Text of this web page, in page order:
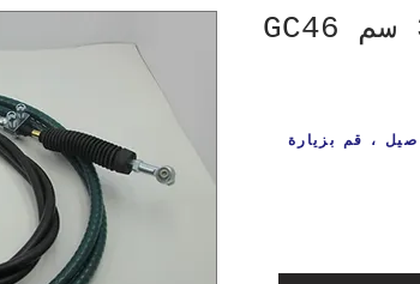
حبل تحويل 3.20 سم GC46